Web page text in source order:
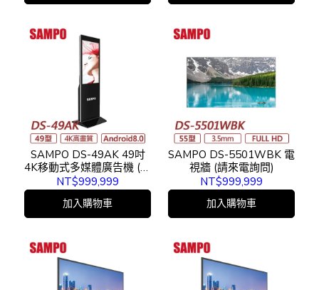
SAMPO DS-49AK 49吋
4K移動式多媒體廣告機 (請
來電詢問)
NT$999,999
加入購物車
SAMPO DS-5501WBK 電
視牆 (請來電詢問)
NT$999,999
加入購物車